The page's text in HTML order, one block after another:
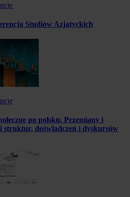
Studiów Azjatyckich
po polsku. Przemiany i
struktur, doświadczeń i dyskursów